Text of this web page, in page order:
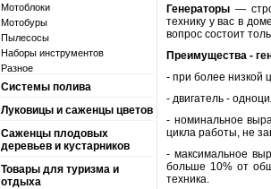
Мотоблоки
Мотобуры
Пылесосы
Наборы инструментов
Разное
Системы полива
Луковицы и саженцы цветов
Саженцы плодовых
деревьев и кустарников
Товары для туризма и
отдыха
Генераторы —
технику у вас в
вопрос состоит
Преимущества -
- при более низкой
- двигатель -
- номинальное
цикла работы, не
- максимальное
больше 10% от
техника.